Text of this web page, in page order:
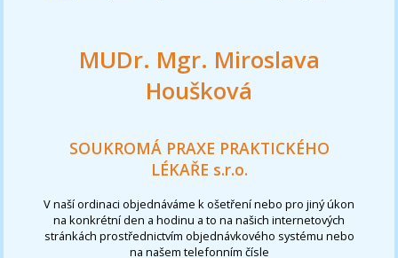
MUDr. Mgr. Miroslava
Houšková
SOUKROMÁ PRAXE PRAKTICKÉHO
LÉKAŘE s.r.o.
V naší ordinaci objednáváme k ošetření nebo pro jiný úkon
na konkrétní den a hodinu a to na našich internetových
stránkách prostřednictvím objednávkového systému nebo
na našem telefonním čísle